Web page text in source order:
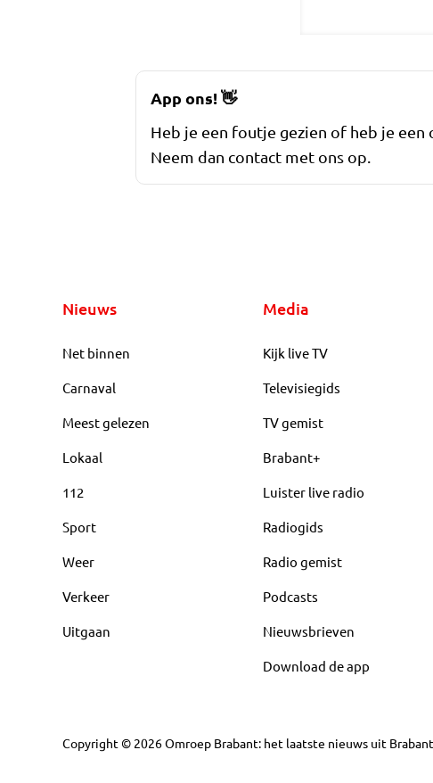
App ons!👋
Heb je een foutje gezien of heb je
Neem dan contact met ons op.
Nieuws
Net binnen
Carnaval
Meest gelezen
Lokaal
112
Sport
Weer
Verkeer
Uitgaan
Media
Kijk live TV
Televisiegids
TV gemist
Brabant+
Luister live radio
Radiogids
Radio gemist
Podcasts
Nieuwsbrieven
Download de app
Copyright © 2026Omroep Brabant: het laatste nieuws uit